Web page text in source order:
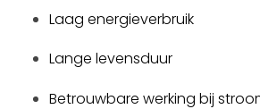
Laag energieverbruik
Lange levensduur
Betrouwbare werking bij